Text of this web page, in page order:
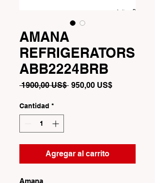
AMANA
REFRIGERATORS
ABB2224BRB
1900,00 US$ Precio
950,00 US$Precio
Cantidad *
Agregar al carrito
Amana